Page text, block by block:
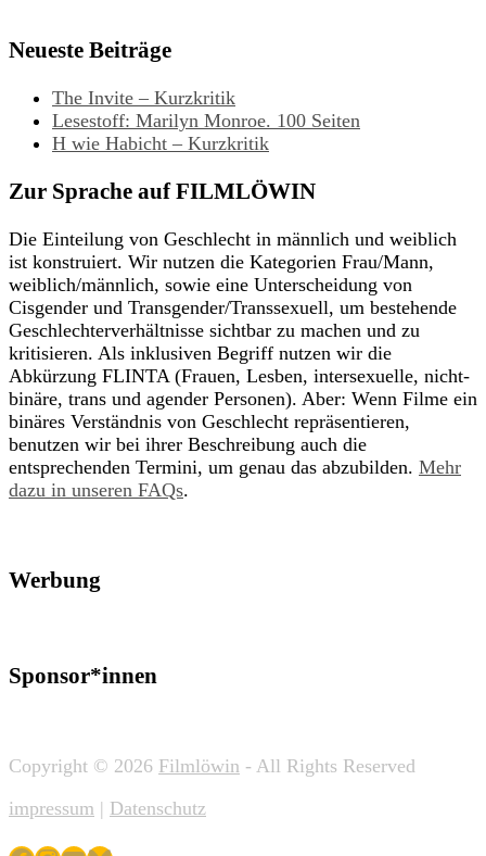
Neueste Beiträge
The Invite – Kurzkritik
Lesestoff: Marilyn Monroe. 100 Seiten
H wie Habicht – Kurzkritik
Zur Sprache auf FILMLÖWIN
Die Einteilung von Geschlecht in männlich und weiblich
ist konstruiert. Wir nutzen die Kategorien Frau/Mann,
weiblich/männlich, sowie eine Unterscheidung von
Cisgender und Transgender/Transsexuell, um bestehende
Geschlechterverhältnisse sichtbar zu machen und zu
kritisieren. Als inklusiven Begriff nutzen wir die
Abkürzung FLINTA (Frauen, Lesben, intersexuelle, nicht-
binäre, trans und agender Personen). Aber: Wenn Filme ein
binäres Verständnis von Geschlecht repräsentieren,
benutzen wir bei ihrer Beschreibung auch die
entsprechenden Termini, um genau das abzubilden. Mehr
dazu in unseren FAQs.
Werbung
Sponsor*innen
Copyright © 2026 Filmlöwin - All Rights Reserved
impressum | Datenschutz